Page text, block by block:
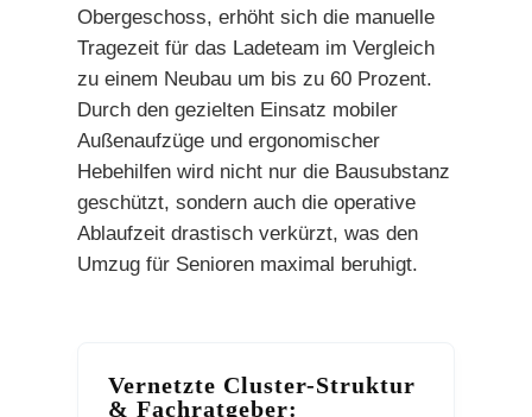
Obergeschoss, erhöht sich die manuelle
Tragezeit für das Ladeteam im Vergleich
zu einem Neubau um bis zu 60 Prozent.
Durch den gezielten Einsatz mobiler
Außenaufzüge und ergonomischer
Hebehilfen wird nicht nur die Bausubstanz
geschützt, sondern auch die operative
Ablaufzeit drastisch verkürzt, was den
Umzug für Senioren maximal beruhigt.
Vernetzte Cluster-Struktur
& Fachratgeber: